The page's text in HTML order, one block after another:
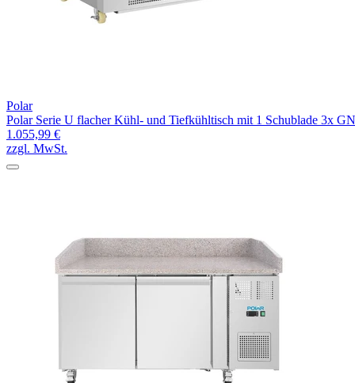
Polar
Polar Serie U flacher Kühl- und Tiefkühltisch mit 1 Schublade 3x GN
1.055,99 €
zzgl. MwSt.